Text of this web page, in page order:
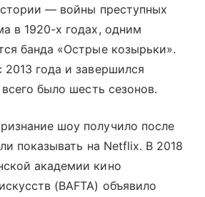
— войны преступных
в 1920-х годах, одним
банда «Острые козырьки».
года и завершился
было шесть сезонов.
шоу получило после
показывать на Netflix. В 2018
академии кино
(BAFTA) объявило